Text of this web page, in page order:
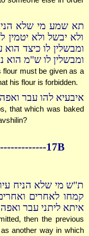
תא שמע מי שלא
ולא יבשל ולא יטמין
ומבשלין לו כיצד
ומבשלין לו ש"מ
flour must be given as a
his flour is forbidden.
איבעיא להו עבר
that which was baked
17B
ת"ש מי שלא הניח
קמחו לאחרים ואחרים
איתא ליתני עבר
then the previous
another way in which